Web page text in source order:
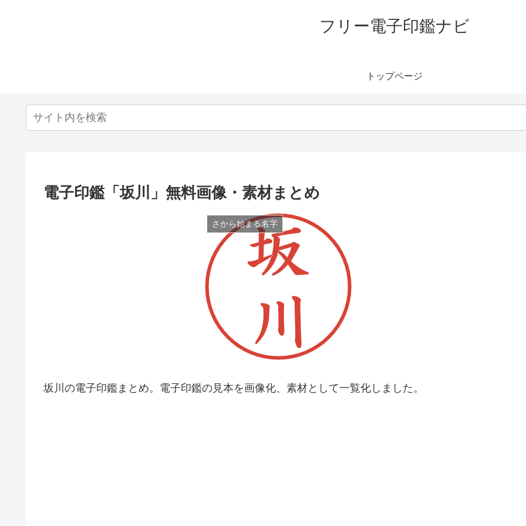
フリー電子印鑑ナビ
トップページ
電子印鑑「坂川」無料画像・素材まとめ
さから始まる名字
坂川の電子印鑑まとめ。電子印鑑の見本を画像化、素材として一覧化しました。